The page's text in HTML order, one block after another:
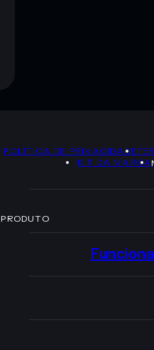
POLÍTICA DE PRIVACIDADE
KIT DA MARCA
PRODUTO